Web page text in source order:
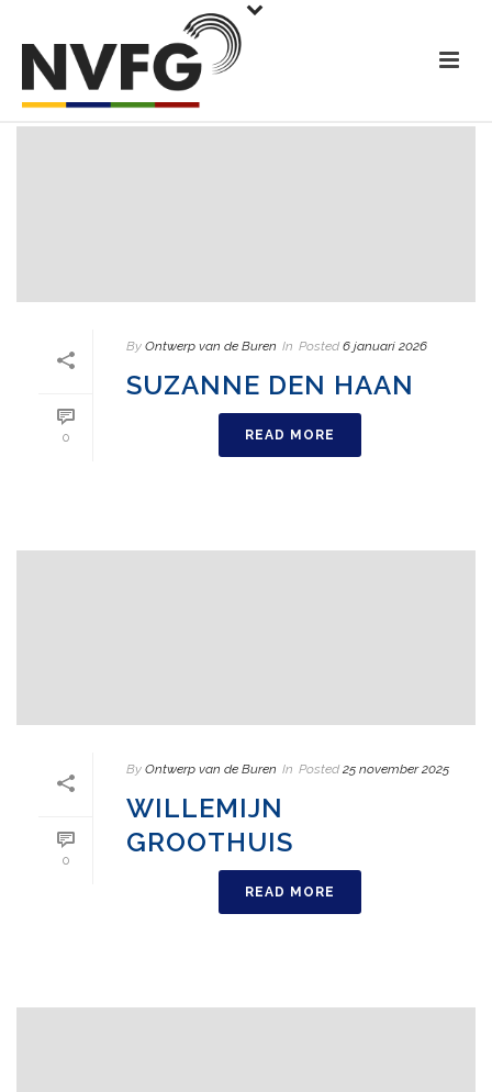
0
By Ontwerp van de Buren In Posted 6 januari 2026
SUZANNE DEN HAAN
READ MORE
0
By Ontwerp van de Buren In Posted 25 november 2025
WILLEMIJN
GROOTHUIS
READ MORE